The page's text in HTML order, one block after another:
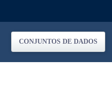
CONJUNTOS DE DADOS